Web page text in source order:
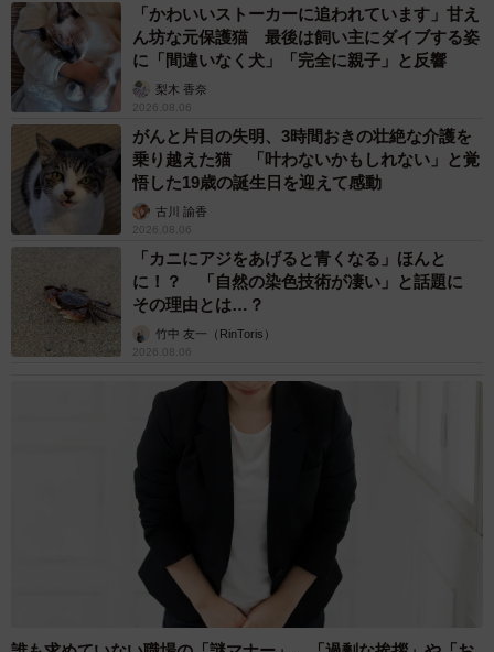
「かわいいストーカーに追われています」甘え
ん坊な元保護猫 最後は飼い主にダイブする姿
に「間違いなく犬」「完全に親子」と反響
梨木 香奈
2026.08.06
がんと片目の失明、3時間おきの壮絶な介護を
乗り越えた猫 「叶わないかもしれない」と覚
悟した19歳の誕生日を迎えて感動
古川 諭香
2026.08.06
「カニにアジをあげると青くなる」ほんと
に！？ 「自然の染色技術が凄い」と話題に
その理由とは…？
竹中 友一（RinToris）
2026.08.06